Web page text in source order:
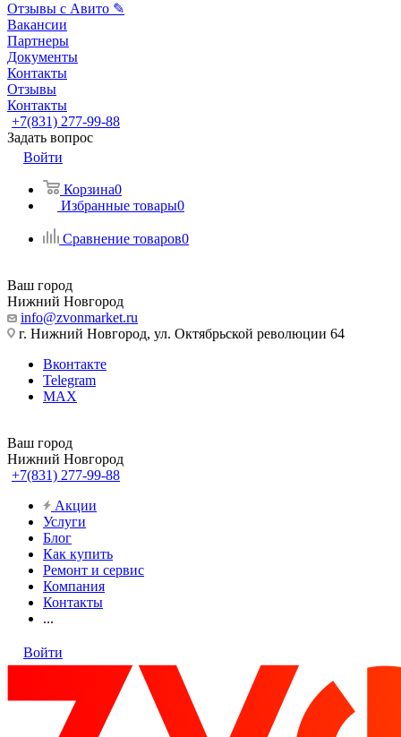
Отзывы с Авито ✎
Вакансии
Партнеры
Документы
Контакты
Отзывы
Контакты
+7(831) 277-99-88
Задать вопрос
Войти
Корзина0
Избранные товары0
Сравнение товаров0
Ваш город
Нижний Новгород
info@zvonmarket.ru
г. Нижний Новгород, ул. Октябрьской революции 64
Вконтакте
Telegram
MAX
Ваш город
Нижний Новгород
+7(831) 277-99-88
Акции
Услуги
Блог
Как купить
Ремонт и сервис
Компания
Контакты
...
Войти